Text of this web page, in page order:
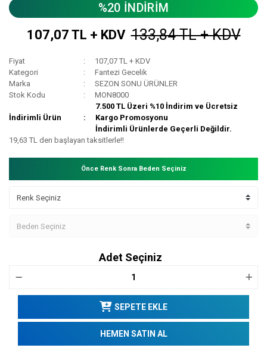
%20 İNDİRİM
107,07 TL + KDV 133,84 TL + KDV
Fiyat
107,07 TL + KDV
Kategori
Fantezi Gecelik
Marka
SEZON SONU ÜRÜNLER
Stok Kodu
MON8000
İndirimli Ürün
7.500 TL Üzeri %10 İndirim ve Ücretsiz
Kargo Promosyonu
İndirimli Ürünlerde Geçerli Değildir.
19,63 TL den başlayan taksitlerle!!
Önce Renk Sonra Beden Seçiniz
Adet Seçiniz
SEPETE EKLE
HEMEN SATIN AL